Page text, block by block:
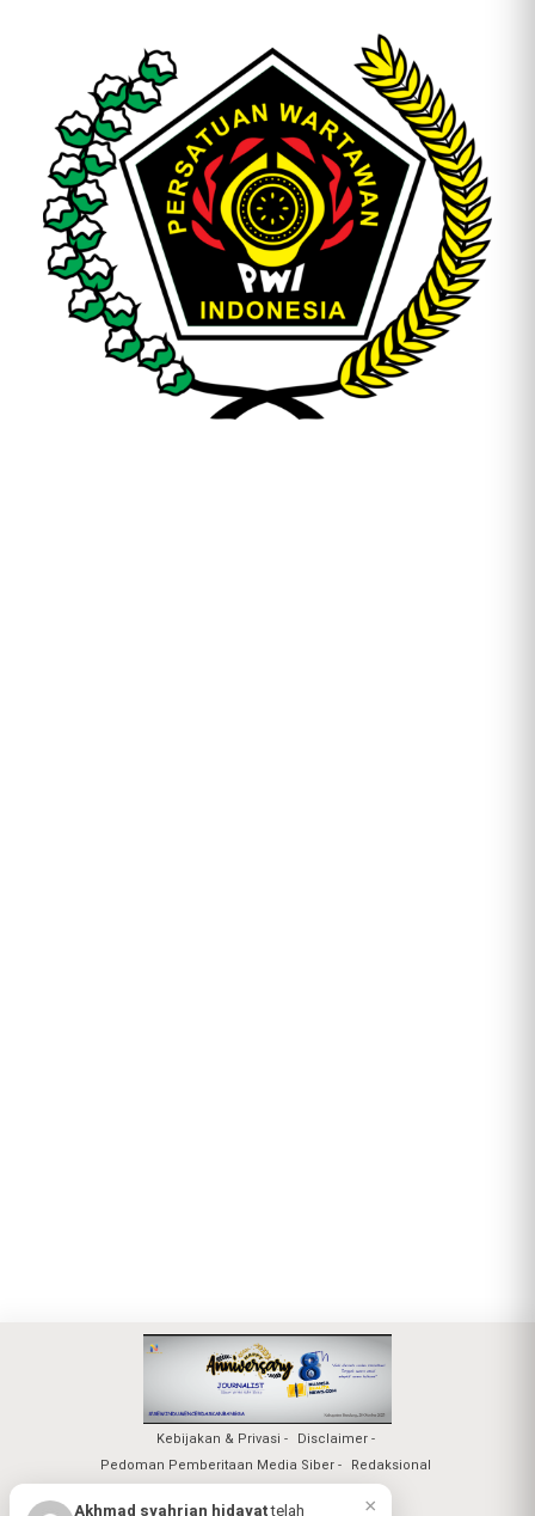
Kebijakan & Privasi
Disclaimer
Pedoman Pemberitaan Media Siber
Redaksional